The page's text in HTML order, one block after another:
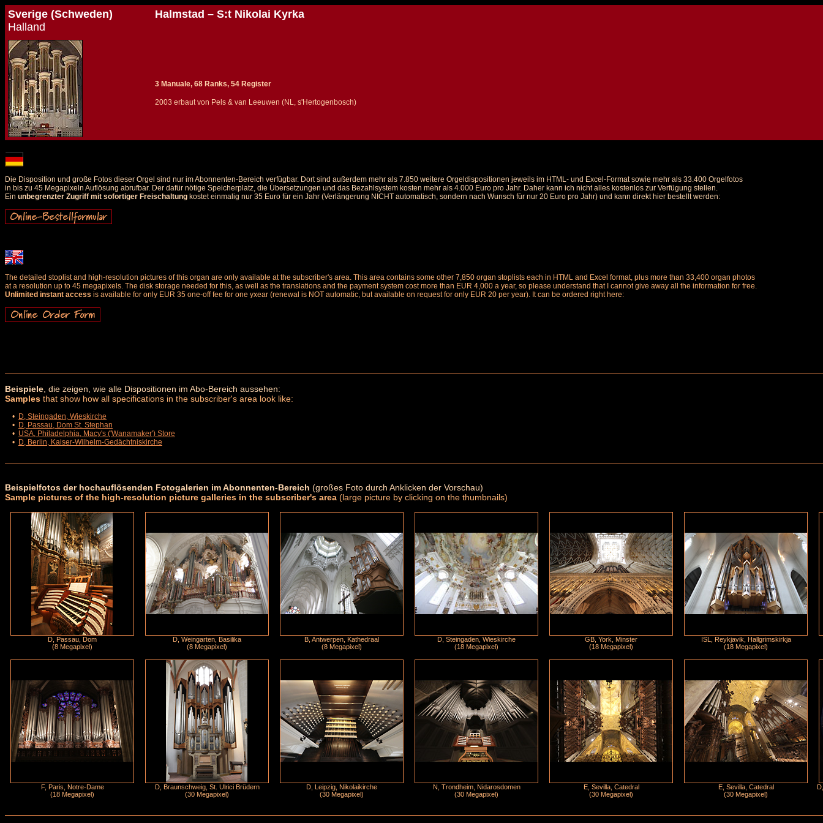
Sverige (Schweden)
Halland
Halmstad – S:t Nikolai Kyrka
3 Manuale, 68 Ranks, 54 Register
2003 erbaut von Pels & van Leeuwen (NL, s'Hertogenbosch)
Die Disposition und große Fotos dieser Orgel sind nur im Abonnenten-Bereich verfügbar. Dort sind außerdem mehr als 7.850 weitere Orgeldispositionen jeweils im HTML- und Excel-Format sowie mehr als 33.400 Orgelfotos
in bis zu 45 Megapixeln Auflösung abrufbar. Der dafür nötige Speicherplatz, die Übersetzungen und das Bezahlsystem kosten mehr als 4.000 Euro pro Jahr. Daher kann ich nicht alles kostenlos zur Verfügung stellen.
Ein unbegrenzter Zugriff mit sofortiger Freischaltung kostet einmalig nur 35 Euro für ein Jahr (Verlängerung NICHT automatisch, sondern nach Wunsch für nur 20 Euro pro Jahr) und kann direkt hier bestellt werden:
The detailed stoplist and high-resolution pictures of this organ are only available at the subscriber's area. This area contains some other 7,850 organ stoplists each in HTML and Excel format, plus more than 33,400 organ photos
at a resolution up to 45 megapixels. The disk storage needed for this, as well as the translations and the payment system cost more than EUR 4,000 a year, so please understand that I cannot give away all the information for free.
Unlimited instant access is available for only EUR 35 one-off fee for one yxear (renewal is NOT automatic, but available on request for only EUR 20 per year). It can be ordered right here:
Beispiele , die zeigen, wie alle Dispositionen im Abo-Bereich aussehen:
Samples that show how all specifications in the subscriber's area look like:
• D, Steingaden, Wieskirche
• D, Passau, Dom St. Stephan
• USA, Philadelphia, Macy's ('Wanamaker') Store
• D, Berlin, Kaiser-Wilhelm-Gedächtniskirche
Beispielfotos der hochauflösenden Fotogalerien im Abonnenten-Bereich (großes Foto durch Anklicken der Vorschau)
Sample pictures of the high-resolution picture galleries in the subscriber's area (large picture by clicking on the thumbnails)
D, Passau, Dom
(8 Megapixel)
D, Weingarten, Basilika
(8 Megapixel)
B, Antwerpen, Kathedraal
(8 Megapixel)
D, Steingaden, Wieskirche
(18 Megapixel)
GB, York, Minster
(18 Megapixel)
ISL, Reykjavik, Hallgrimskirkja
(18 Megapixel)
F, Paris, Notre-Dame
(18 Megapixel)
D, Braunschweig, St. Ulrici Brüdern
(30 Megapixel)
D, Leipzig, Nikolaikirche
(30 Megapixel)
N, Trondheim, Nidarosdomen
(30 Megapixel)
E, Sevilla, Catedral
(30 Megapixel)
E, Sevilla, Catedral
(30 Megapixel)